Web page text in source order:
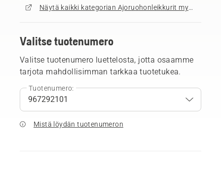
Näytä kaikki kategorian Ajoruohonleikkurit myytävät tuotteet
Valitse tuotenumero
Valitse tuotenumero luettelosta, jotta osaamme
tarjota mahdollisimman tarkkaa tuotetukea.
Tuotenumero:
Mistä löydän tuotenumeron